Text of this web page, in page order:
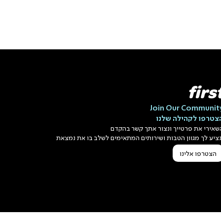
Join Our
לקהילה שלנו
את פרטייך ונצור אתך קשר בהקדם
לך מגוון הטבות ושירותים המתאימים לשלב בו את נמצאת
הצטרפו אלינו